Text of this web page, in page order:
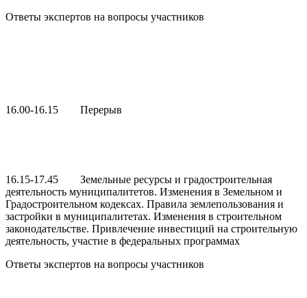
Ответы экспертов на вопросы участников
16.00-16.15 Перерыв
16.15-17.45 Земельные ресурсы и градостроительная
деятельность муниципалитетов. Изменения в Земельном и
Градостроительном кодексах. Правила землепользования и
застройки в муниципалитетах. Изменения в строительном
законодательстве. Привлечение инвестиций на строительную
деятельность, участие в федеральных программах
Ответы экспертов на вопросы участников